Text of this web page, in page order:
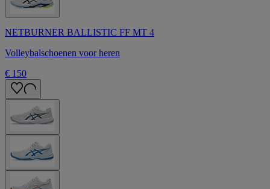
NETBURNER BALLISTIC FF MT 4
Volleybalschoenen voor heren
€ 150